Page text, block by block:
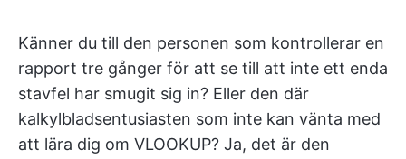
Känner du till den personen som kontrollerar en
rapport tre gånger för att se till att inte ett enda
stavfel har smugit sig in? Eller den där
kalkylbladsentusiasten som inte kan vänta med
att lära dig om VLOOKUP? Ja, det är den